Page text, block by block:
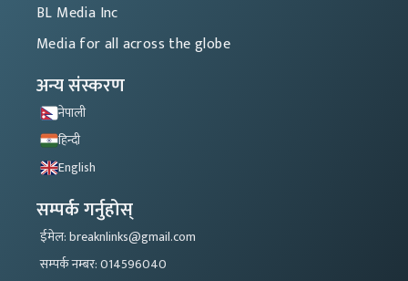
BL Media Inc
Media for all across the globe
अन्य संस्करण
नेपाली
हिन्दी
English
सम्पर्क गर्नुहोस्
ईमेल: breaknlinks@gmail.com
सम्पर्क नम्बर: 014596040